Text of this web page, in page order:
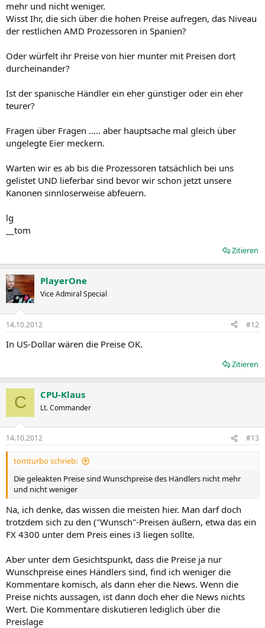
mehr und nicht weniger.
Wisst Ihr, die sich über die hohen Preise aufregen, das Niveau
der restlichen AMD Prozessoren in Spanien?
Oder würfelt ihr Preise von hier munter mit Preisen dort
durcheinander?
Ist der spanische Händler ein eher günstiger oder ein eher
teurer?
Fragen über Fragen ..... aber hauptsache mal gleich über
ungelegte Eier meckern.
Warten wir es ab bis die Prozessoren tatsächlich bei uns
gelistet UND lieferbar sind bevor wir schon jetzt unsere
Kanonen sinnloserweise abfeuern.
lg
__tom
Zitieren
PlayerOne
Vice Admiral Special
14.10.2012 #12
In US-Dollar wären die Preise OK.
Zitieren
C CPU-Klaus
Lt. Commander
14.10.2012 #13
tomturbo schrieb:
Die geleakten Preise sind Wunschpreise des Händlers nicht mehr
und nicht weniger
Na, ich denke, das wissen die meisten hier. Man darf doch
trotzdem sich zu den ("Wunsch"-Preisen äußern, etwa das ein
FX 4300 unter dem Preis eines i3 liegen sollte.
Aber unter dem Gesichtspunkt, dass die Preise ja nur
Wunschpreise eines Händlers sind, find ich weniger die
Kommentare komisch, als dann eher die News. Wenn die
Preise nichts aussagen, ist dann doch eher die News nichts
Wert. Die Kommentare diskutieren lediglich über die
Preislage